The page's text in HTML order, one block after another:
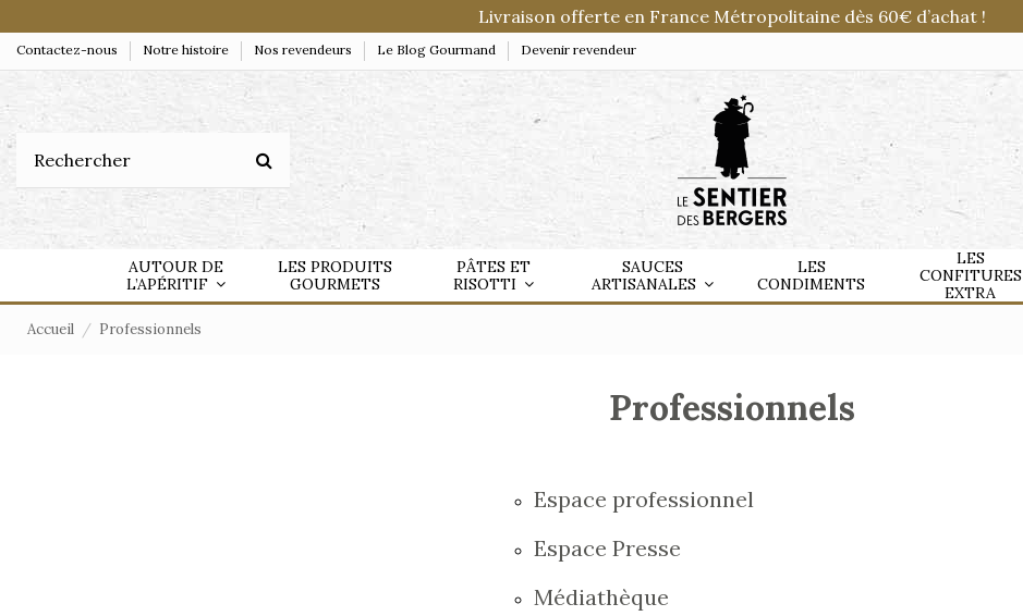
Livraison offerte en France Métropolitaine dès 60€ d’achat !
Contactez-nous Notre histoire Nos revendeurs Le Blog Gourmand Devenir revendeur
AUTOUR DE
L’APÉRITIF
LES PRODUITS
GOURMETS
PÂTES ET
RISOTTI
SAUCES
ARTISANALES
LES
CONDIMENTS
LES
CONFITURES
EXTRA
Accueil Professionnels
Professionnels
Espace professionnel
Espace Presse
Médiathèque